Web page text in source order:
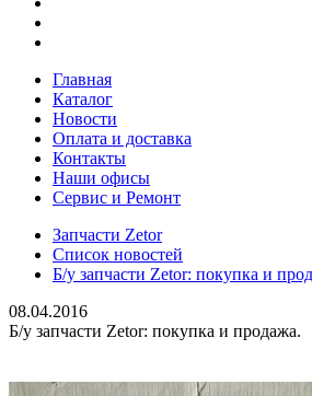
Главная
Каталог
Новости
Оплата и доставка
Контакты
Наши офисы
Сервис и Ремонт
Запчасти Zetor
Список новостей
Б/у запчасти Zetor: покупка и
08.04.2016
Б/у запчасти Zetor: покупка и продажа.